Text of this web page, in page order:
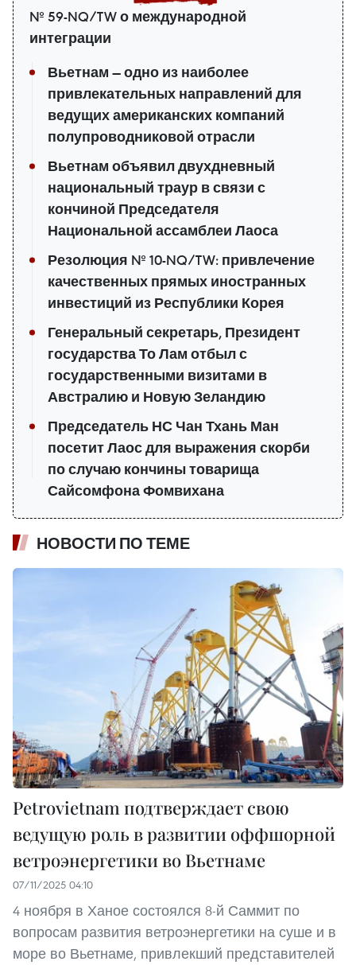
№ 59-NQ/TW о международной
интеграции
Вьетнам — одно из наиболее
привлекательных направлений для
ведущих американских компаний
полупроводниковой отрасли
Вьетнам объявил двухдневный
национальный траур в связи с
кончиной Председателя
Национальной ассамблеи Лаоса
Резолюция № 10-NQ/TW: привлечение
качественных прямых иностранных
инвестиций из Республики Корея
Генеральный секретарь, Президент
государства То Лам отбыл с
государственными визитами в
Австралию и Новую Зеландию
Председатель НС Чан Тхань Ман
посетит Лаос для выражения скорби
по случаю кончины товарища
Сайсомфона Фомвихана
НОВОСТИ ПО ТЕМЕ
Petrovietnam подтверждает свою
ведущую роль в развитии оффшорной
ветроэнергетики во Вьетнаме
07/11/2025 04:10
4 ноября в Ханое состоялся 8-й Саммит по
вопросам развития ветроэнергетики на суше и в
море во Вьетнаме, привлекший представителей